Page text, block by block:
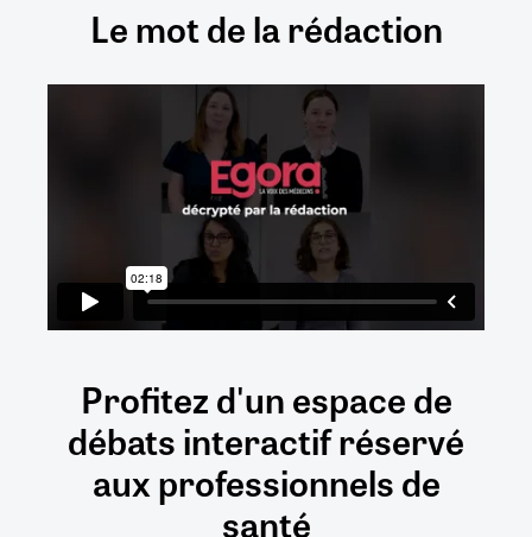
Le mot de la rédaction
Profitez d'un espace de
débatsinteractifréservé
auxprofessionnels de
santé